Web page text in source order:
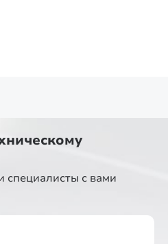
специалисты с вами